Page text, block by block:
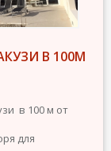
В 100М
в 100 м от
для